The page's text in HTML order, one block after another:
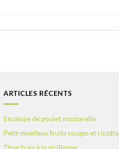
ARTICLES RÉCENTS
Escalope de poulet mozzarella
Petit moelleux fruits rouges et ricotta